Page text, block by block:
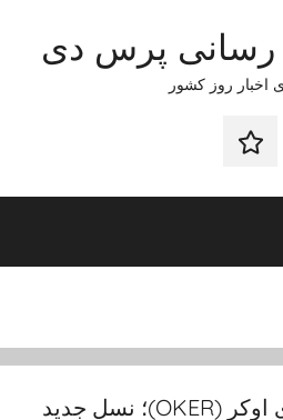
رسانی پرس دی
اخبار روز کشور
صفحه
معرفی کرکره فولادی اوکر (OKER)؛ نسل جدید